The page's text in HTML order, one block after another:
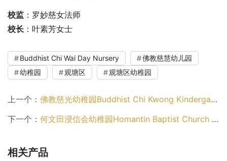
校监 ：罗妙慈女法师
校长 ：叶素芳女士
Buddhist Chi Wai Day Nursery
佛教慈慧幼儿园
幼稚园
观塘区 观塘区幼稚园
上一个： 佛教慈光幼稚园Buddhist Chi Kwong Kindergarten（元朗区幼稚园）
下一个： 何文田浸信会幼稚园Homantin Baptist Church Kindergarten（九龙城区幼稚园）
相关产品